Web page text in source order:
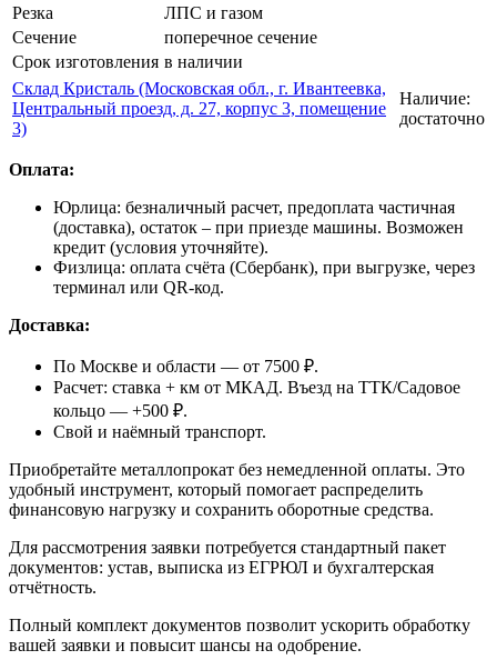
Резка
ЛПС и газом
Сечение
поперечное сечение
Срок изготовления в наличии
Склад Кристаль (Московская обл., г. Ивантеевка,
Центральный проезд, д. 27, корпус 3, помещение
3)
Наличие:
достаточно
Оплата:
Юрлица: безналичный расчет, предоплата частичная
(доставка), остаток – при приезде машины. Возможен
кредит (условия уточняйте).
Физлица: оплата счёта (Сбербанк), при выгрузке, через
терминал или QR-код.
Доставка:
По Москве и области — от 7500 ₽.
Расчет: ставка + км от МКАД. Въезд на ТТК/Садовое
кольцо — +500 ₽.
Свой и наёмный транспорт.
Приобретайте металлопрокат без немедленной оплаты. Это
удобный инструмент, который помогает распределить
финансовую нагрузку и сохранить оборотные средства.
Для рассмотрения заявки потребуется стандартный пакет
документов: устав, выписка из ЕГРЮЛ и бухгалтерская
отчётность.
Полный комплект документов позволит ускорить обработку
вашей заявки и повысит шансы на одобрение.